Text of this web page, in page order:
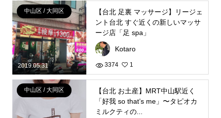
2019.05.31
中山区 / 大同区
【台北 足裏 マッサージ】リージェ
ント台北 すぐ近くの新しいマッサ
ージ店「足 spa」
Kotaro
3374 1
中山区 / 大同区
【台北 お土産】MRT中山駅近く
「好我 so that’s me」〜タピオカ
ミルクティの...